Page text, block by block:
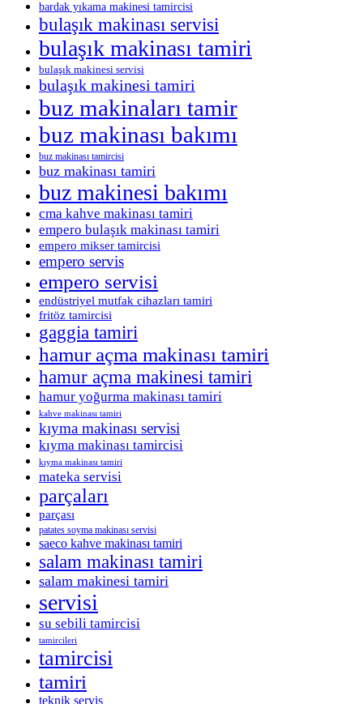
bardak yıkama makinesi tamircisi
bulaşık makinası servisi
bulaşık makinası tamiri
bulaşık makinesi servisi
bulaşık makinesi tamiri
buz makinaları tamir
buz makinası bakımı
buz makinası tamircisi
buz makinası tamiri
buz makinesi bakımı
cma kahve makinası tamiri
empero bulaşık makinası tamiri
empero mikser tamircisi
empero servis
empero servisi
endüstriyel mutfak cihazları tamiri
fritöz tamircisi
gaggia tamiri
hamur açma makinası tamiri
hamur açma makinesi tamiri
hamur yoğurma makinası tamiri
kahve makinası tamiri
kıyma makinası servisi
kıyma makinası tamircisi
kıyma makinası tamiri
mateka servisi
parçaları
parçası
patates soyma makinası servisi
saeco kahve makinası tamiri
salam makinası tamiri
salam makinesi tamiri
servisi
su sebili tamircisi
tamircileri
tamircisi
tamiri
teknik servis